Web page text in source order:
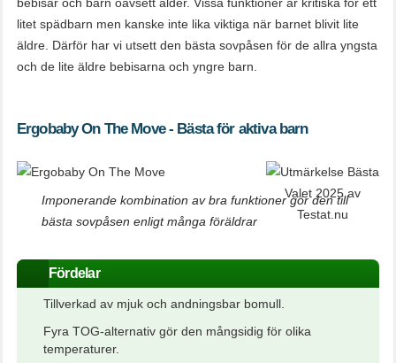
litet spädbarn men kanske inte lika viktiga när barnet blivit lite
äldre. Därför har vi utsett den bästa sovpåsen för de allra yngsta
och de lite äldre bebisarna och yngre barn.
Ergobaby On The Move - Bästa för aktiva barn
Imponerande kombination av bra funktioner gör den till
bästa sovpåsen enligt många föräldrar
Fördelar
Tillverkad av mjuk och andningsbar bomull.
Fyra TOG-alternativ gör den mångsidig för olika
temperaturer.